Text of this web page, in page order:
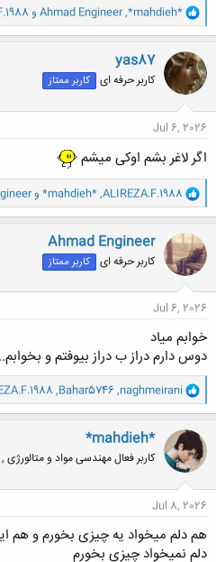
و
ا
ک
ن
ش
ه
ا
*mahdieh*
,
Ahmad Engineer و
yas87
کاربر حرفه ای کاربر ممتاز
Jul 6, 2026
اگر لاغر بشم اوکی میشم
و
ا
ک
ن
ش
ه
ا
ALIREZA.F.1988
,
*mahdieh* و
Ahmad Engineer
کاربر حرفه ای کاربر ممتاز
Jul 6, 2026
خوابم میاد
دوس دارم دراز ب دراز بیوفتم و
و
ا
ک
ن
ش
ه
ا
naghmeirani
,
Bahar5746
,
*mahdieh*
کاربر فعال مهندسی مواد و متالورژی ,
Jul 8, 2026
هم دلم میخواد یه چیزی بخورم و هم
دلم نمیخواد چیزی بخورم